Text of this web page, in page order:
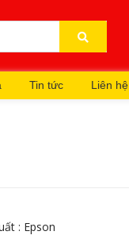
Tin tức Liên hệ
: Epson